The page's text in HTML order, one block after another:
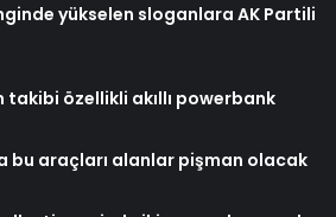
yükselen sloganlara AK Partili
takibi özellikli akıllı powerbank
bu araçları alanlar pişman olacak